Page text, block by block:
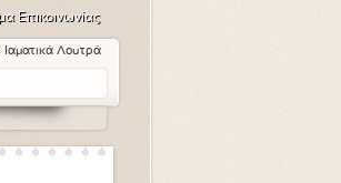
Επικοινωνίας
Ιαματικά Λουτρά